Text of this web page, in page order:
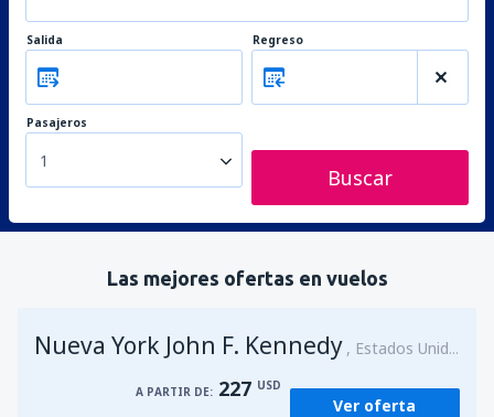
Salida Regreso
Pasajeros
1
Buscar
Las mejores ofertas en vuelos
Nueva York John F. Kennedy Estados Unidos
A PARTIR DE: 227 USD
Ver oferta